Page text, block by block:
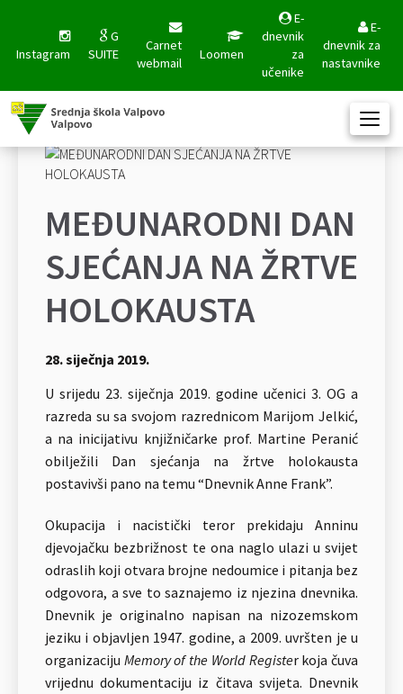
Instagram
G
SUITE
Carnet
webmail
Loomen
E-
dnevnik
za
učenike
E-
dnevnik za
nastavnike
MEĐUNARODNI DAN
SJEĆANJA NA ŽRTVE
HOLOKAUSTA
28. siječnja 2019.
U srijedu 23. siječnja 2019. godine učenici 3. OG a
razreda su sa svojom razrednicom Marijom Jelkić,
a na inicijativu knjižničarke prof. Martine Peranić
obilježili Dan sjećanja na žrtve holokausta
postavivši pano na temu “Dnevnik Anne Frank”.
Okupacija i nacistički teror prekidaju Anninu
djevojačku bezbrižnost te ona naglo ulazi u svijet
odraslih koji otvara brojne nedoumice i pitanja bez
odgovora, a sve to saznajemo iz njezina dnevnika.
Dnevnik je originalno napisan na nizozemskom
jeziku i objavljen 1947. godine, a 2009. uvršten je u
organizaciju Memory of the World Register koja čuva
vrijednu dokumentaciju iz čitava svijeta. Dnevnik